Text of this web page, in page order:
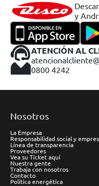
y
ATENCIÓN AL
0800 4242
Nosotros
La Empresa
Responsabilidad social y
Línea de transparencia
Proveedores
Vea su Ticket aquí
Nuestra gente
Trabaja con nosotros
Contacto
Política energética